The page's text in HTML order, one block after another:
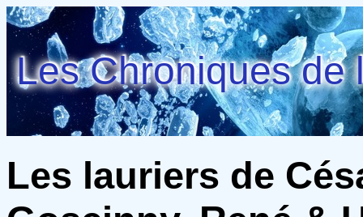
Les Chroniques de
Les lauriers de